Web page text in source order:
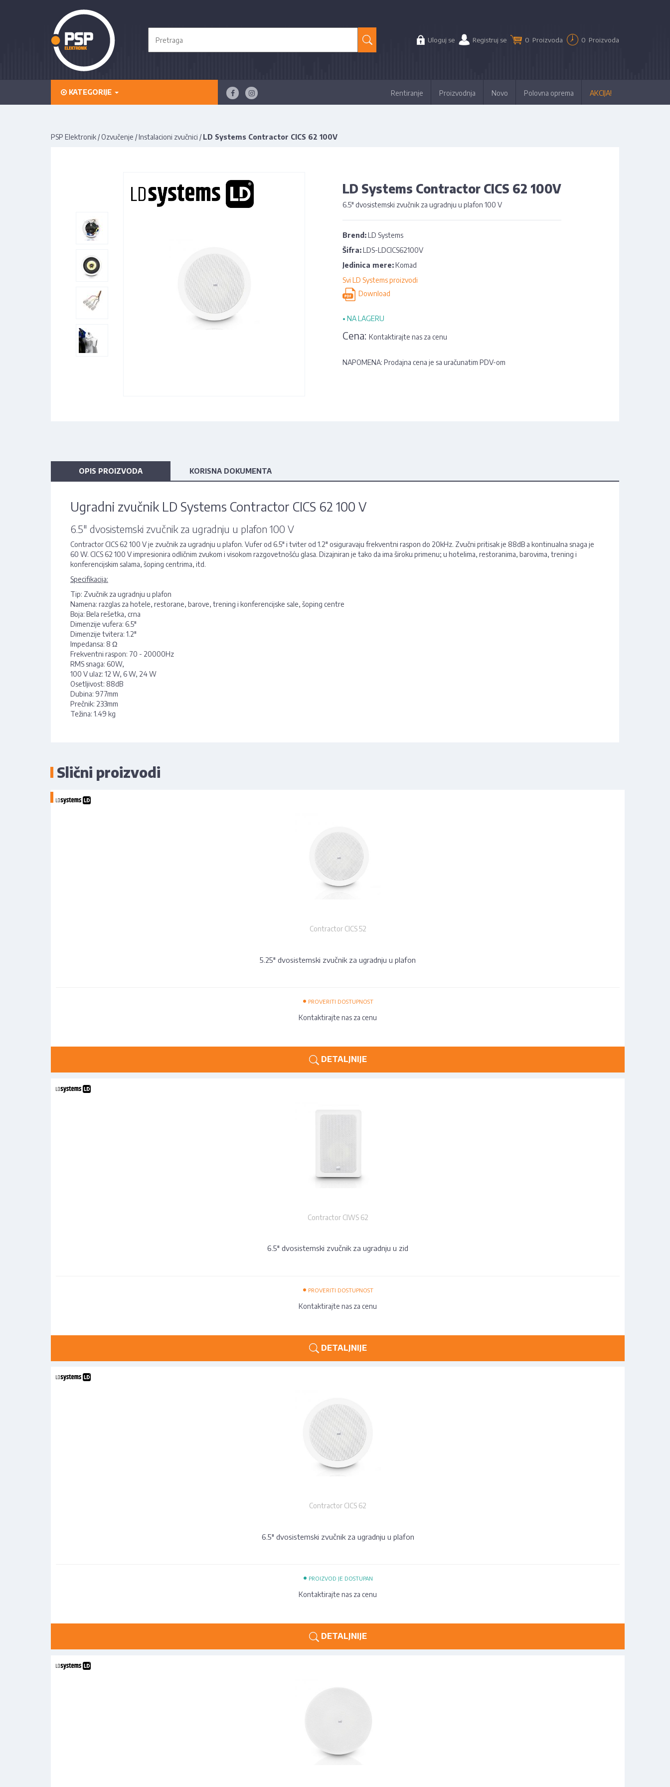
Uloguj se Registruj se 0 Proizvoda 0 Proizvoda
KATEGORIJE Rentiranje Proizvodnja Novo Polovna oprema AKCIJA!
PSP Elektronik /Ozvučenje /Instalacioni zvučnici / LD Systems Contractor CICS 62 100V
LD Systems Contractor CICS 62 100V
6.5" dvosistemski zvučnik za ugradnju u plafon 100 V
Brend:LD Systems
Šifra:LDS-LDCICS62100V
Jedinica mere:Komad
Svi LD Systems proizvodi
Download
• NA LAGERU
Cena: Kontaktirajte nas za cenu
NAPOMENA: Prodajna cena je sa uračunatim PDV-om
OPIS PROIZVODA KORISNA DOKUMENTA
Ugradni zvučnik LD Systems Contractor CICS 62 100 V
6.5" dvosistemski zvučnik za ugradnju u plafon 100 V
Contractor CICS 62 100 V je zvučnik za ugradnju u plafon. Vufer od 6.5" i tviter od 1.2" osiguravaju frekventni raspon do 20kHz. Zvučni pritisak je 88dB a kontinualna snaga je
60 W. CICS 62 100 V impresionira odličnim zvukom i visokom razgovetnošću glasa. Dizajniran je tako da ima široku primenu; u hotelima, restoranima, barovima, trening i
konferencijskim salama, šoping centrima, itd.
Specifikacija:
Tip: Zvučnik za ugradnju u plafon
Namena: razglas za hotele, restorane, barove, trening i konferencijske sale, šoping centre
Boja: Bela rešetka, crna
Dimenzije vufera: 6.5"
Dimenzije tvitera: 1.2"
Impedansa: 8 Ω
Frekventni raspon: 70 - 20000Hz
RMS snaga: 60W,
100 V ulaz: 12 W, 6 W, 24 W
Osetljivost: 88dB
Dubina: 977mm
Prečnik: 233mm
Težina: 1.49 kg
Slični proizvodi
Contractor CICS 52
5.25" dvosistemski zvučnik za ugradnju u plafon
• PROVERITI DOSTUPNOST
Kontaktirajte nas za cenu
DETALJNIJE
Contractor CIWS 62
6.5" dvosistemski zvučnik za ugradnju u zid
• PROVERITI DOSTUPNOST
Kontaktirajte nas za cenu
DETALJNIJE
Contractor CICS 62
6.5" dvosistemski zvučnik za ugradnju u plafon
• PROIZVOD JE DOSTUPAN
Kontaktirajte nas za cenu
DETALJNIJE